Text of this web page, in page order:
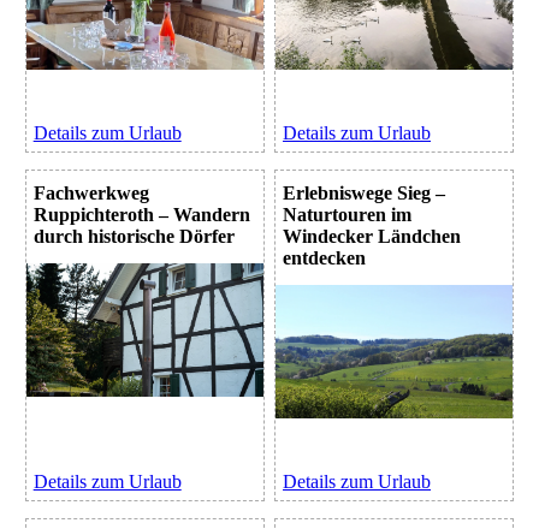
Details zum Urlaub Details zum Urlaub
Fachwerkweg
Ruppichteroth – Wandern
durch historische Dörfer
Details zum Urlaub
Erlebniswege Sieg –
Naturtouren im
Windecker Ländchen
entdecken
Details zum Urlaub